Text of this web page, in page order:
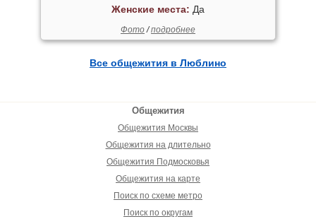
Женские места: Да
Фото/подробнее
Все общежития в Люблино
Общежития
Общежития Москвы
Общежития на длительно
Общежития Подмосковья
Общежития на карте
Поиск по схеме метро
Поиск по округам